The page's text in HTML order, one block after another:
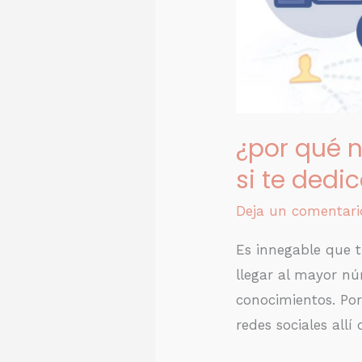
¿por qué
si te
Deja un
Es innegable que
llegar al mayor
conocimientos.
redes sociales allí
dedicas
Desarrollo